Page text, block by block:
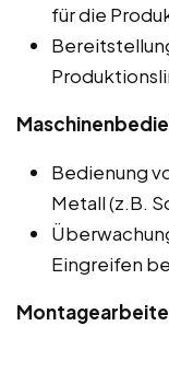
für die
Bedienung
Metall (z.B.
Eingreifen